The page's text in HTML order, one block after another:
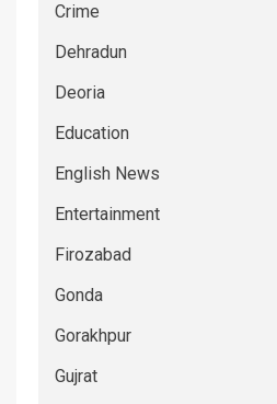
Crime
Dehradun
Deoria
Education
English News
Entertainment
Firozabad
Gonda
Gorakhpur
Gujrat